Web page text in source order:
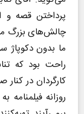
پرداختن قصه و
چالش‌های بزرگ
ما بدون دکوپاژ
راحت بود که
کارگردان در
روزانه